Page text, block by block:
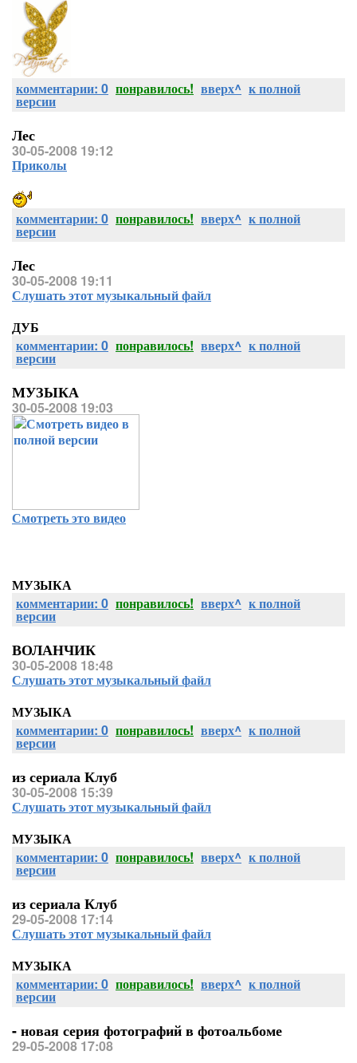
комментарии: 0 понравилось! вверх^ к полной
версии
Лес
30-05-2008 19:12
Приколы
комментарии: 0 понравилось! вверх^ к полной
версии
Лес
30-05-2008 19:11
Слушать этот музыкальный файл
ДУБ
комментарии: 0 понравилось! вверх^ к полной
версии
МУЗЫКА
30-05-2008 19:03
Смотреть это видео
МУЗЫКА
комментарии: 0 понравилось! вверх^ к полной
версии
ВОЛАНЧИК
30-05-2008 18:48
Слушать этот музыкальный файл
МУЗЫКА
комментарии: 0 понравилось! вверх^ к полной
версии
из сериала Клуб
30-05-2008 15:39
Слушать этот музыкальный файл
МУЗЫКА
комментарии: 0 понравилось! вверх^ к полной
версии
из сериала Клуб
29-05-2008 17:14
Слушать этот музыкальный файл
МУЗЫКА
комментарии: 0 понравилось! вверх^ к полной
версии
- новая серия фотографий в фотоальбоме
29-05-2008 17:08